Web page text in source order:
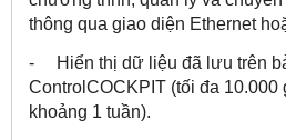
thông qua giao diện Ethernet
- Hiển thị dữ liệu đã lưu trên
ControlCOCKPIT (tối đa
khoảng 1 tuần).